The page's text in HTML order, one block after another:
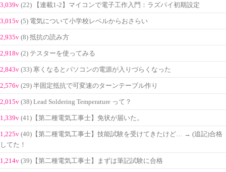
3,039v (22) 【連載1-2】マイコンで電子工作入門：ラズパイ初期設定
3,015v (5) 電気について小学校レベルからおさらい
2,935v (8) 抵抗の読み方
2,918v (2) テスターを使ってみる
2,843v (33) 寒くなるとパソコンの電源が入りづらくなった
2,576v (29) 半固定抵抗で可変速のターンテーブル作り
2,015v (38) Lead Soldering Temperature って？
1,339v (41)【第二種電気工事士】免状が届いた。
1,225v (40)【第二種電気工事士】技能試験を受けてきたけど… → (追記)合格
してた！
1,214v (39)【第二種電気工事士】まずは筆記試験に合格